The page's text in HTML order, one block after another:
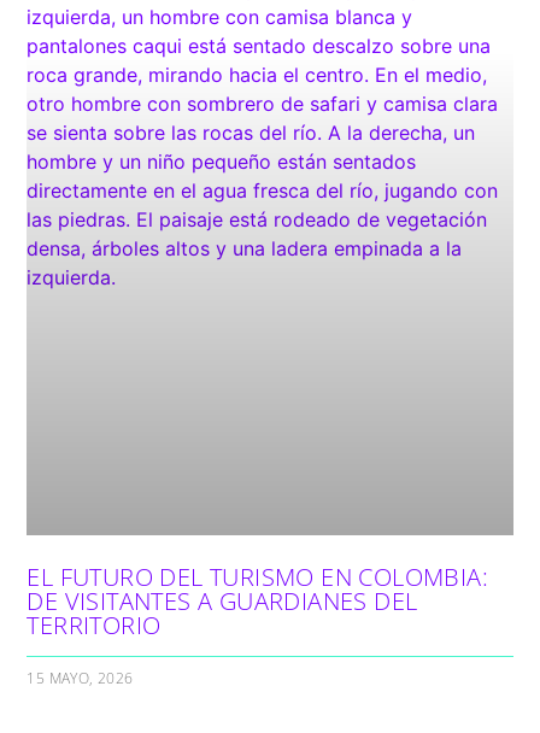
EL FUTURO DEL TURISMO EN COLOMBIA:
DE VISITANTES A GUARDIANES DEL
TERRITORIO
15 MAYO, 2026